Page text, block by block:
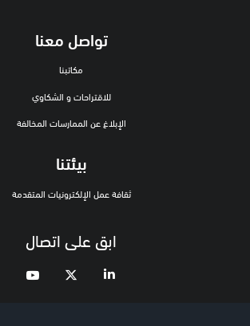
تواصل معنا
مكاتبنا
للاقتراحات و الشكاوي
الإبلاغ عن الممارسات المخالفة
بيئتنا
ثقافة عمل الإلكترونيات المتقدمة
ابق على اتصال